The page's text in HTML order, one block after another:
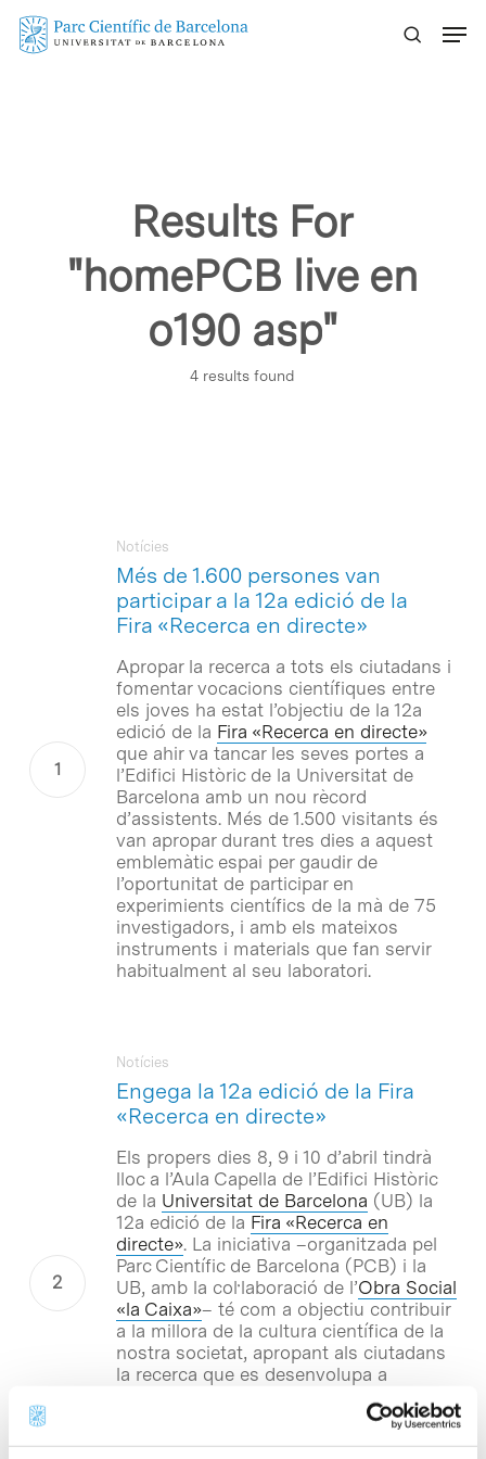
Skip
Results For
"homePCB live en
o190 asp"
4 results found
Més de 1.600 persones van
participar a la 12a edició de la
Fira «Recerca en directe»
Notícies
Apropar la recerca a tots els ciutadans i
fomentar vocacions científiques entre
els joves ha estat l’objectiu de la 12a
edició de la Fira «Recerca en directe»
que ahir va tancar les seves portes a
l’Edifici Històric de la Universitat de
Barcelona amb un nou rècord
d’assistents. Més de 1.500 visitants és
van apropar durant tres dies a aquest
emblemàtic espai per gaudir de
l’oportunitat de participar en
experimients científics de la mà de 75
investigadors, i amb els mateixos
instruments i materials que fan servir
habitualment al seu laboratori.
Engega la 12a edició de la Fira
«Recerca en directe»
Notícies
Els propers dies 8, 9 i 10 d’abril tindrà
lloc a l’Aula Capella de l’Edifici Històric
de la Universitat de Barcelona (UB) la
12a edició de la Fira «Recerca en
directe». La iniciativa –organitzada pel
Parc Científic de Barcelona (PCB) i la
UB, amb la col·laboració de l’Obra Social
«la Caixa»– té com a objectiu contribuir
a la millora de la cultura científica de la
nostra societat, apropant als ciutadans
la recerca que es desenvolupa a
investigadors. La proposta s’emmarca